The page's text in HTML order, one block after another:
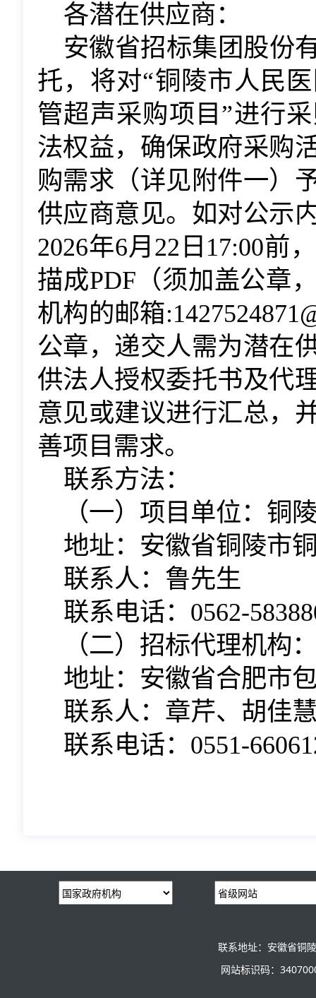
各潜在供应商：
安徽省招标集团股份
托，将对“铜陵市人民
管超声采购项目 ”进行
法权益，确保政府采购
购需求（详见附件一）
供应商意见。如对公示
2026年6月 22 日 17:00前
描成PDF（须加盖公章
机构的邮箱:1427524871
公章，递交人需为潜在
供法人授权委托书及代
意见或建议进行汇总，
善项目需求。
联系方法 ：
（一） 项目单位：铜
地址：安徽省铜陵市
联系人：鲁先生
联系电话： 0562-
（二） 招标代理机构
地址： 安徽省合肥市
联系人： 章芹、胡佳
联系电话： 0551-
联系地址：安徽省铜
网站标识码：